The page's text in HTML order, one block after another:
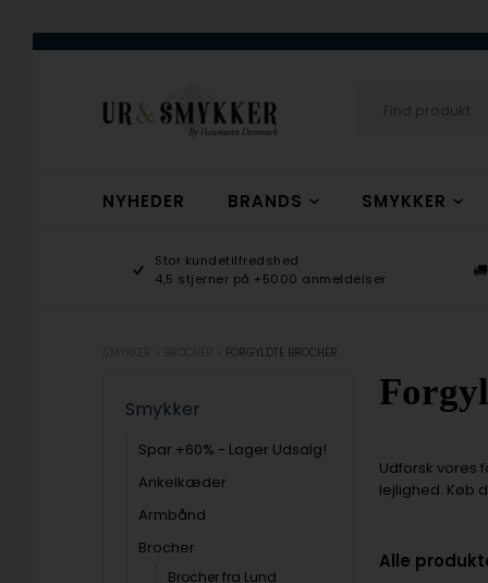
NYHEDER BRANDS SMYKKER
Stor kundetilfredshed
4,5 stjerner på +5000 anmeldelser
FORGYLDTE BROCHER
Smykker
Spar +60% - Lager Udsalg!
Ankelkæder
Armbånd
Brocher
Brocher fra Lund
Udforsk vores
lejlighed. Køb
Alle